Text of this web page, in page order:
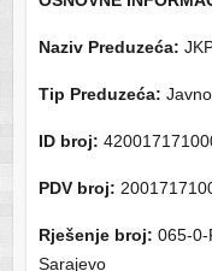
Naziv Preduzeća:
Tip Preduzeća:
ID broj:
PDV broj:
Rješenje broj: 065-0-
Sarajevo